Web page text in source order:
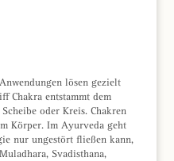
lösen gezielt
Chakra entstammt dem
oder Kreis. Chakren
Körper. Im Ayurveda geht
nur ungestört fließen kann,
Svadisthana,